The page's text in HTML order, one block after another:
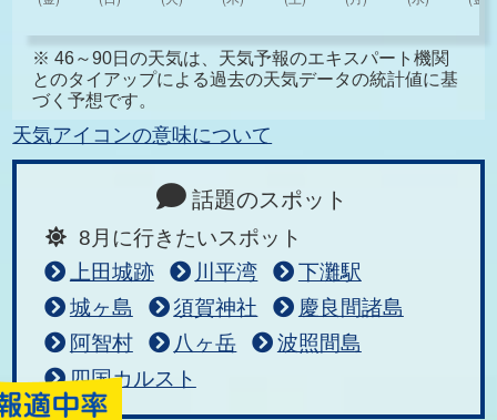
※ 46～90日の天気は、天気予報のエキスパート機関
とのタイアップによる過去の天気データの統計値に基
づく予想です。
天気アイコンの意味について
話題のスポット
8月に行きたいスポット
上田城跡
川平湾
下灘駅
城ヶ島
須賀神社
慶良間諸島
阿智村
八ヶ岳
波照間島
四国カルスト